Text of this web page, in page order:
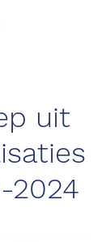
uit
2024